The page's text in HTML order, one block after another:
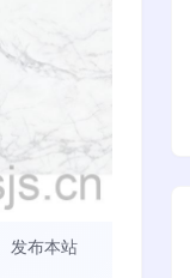
发布本站